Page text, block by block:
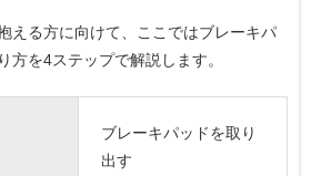
える方に向けて、ここではブレーキパ
方を4ステップで解説します。
ブレーキパッドを取り
出す